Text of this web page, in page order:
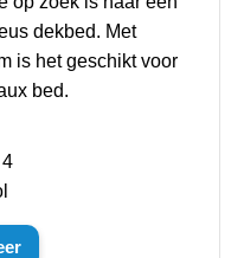
dekbed. Met
is het geschikt voor
bed.